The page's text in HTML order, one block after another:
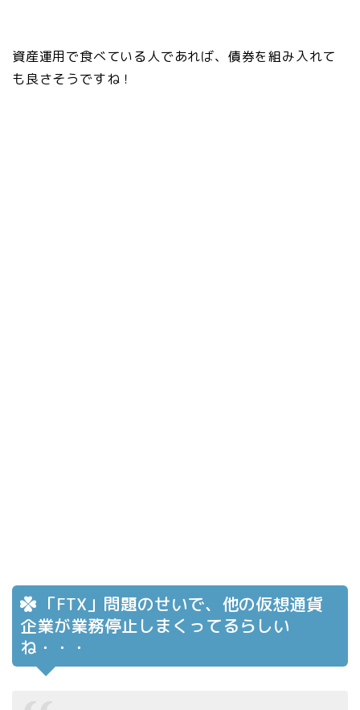
資産運用で食べている人であれば、債券を組み入れて
も良さそうですね！
「FTX」問題のせいで、他の仮想通貨
企業が業務停止しまくってるらしい
ね・・・